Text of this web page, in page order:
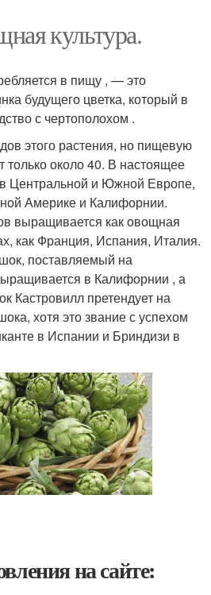
культура.
в пищу , — это
будущего цветка, который в
с чертополохом .
этого растения, но пищевую
только около 40. В настоящее
Центральной и Южной Европе,
Америке и Калифорнии.
выращивается как овощная
как Франция, Испания, Италия.
поставляемый на
в Калифорнии , а
Кастровилл претендует на
хотя это звание с успехом
в Испании и Бриндизи в
на сайте: